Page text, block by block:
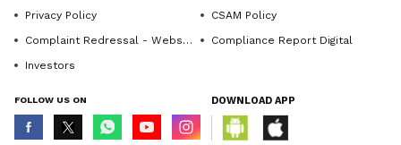
Privacy Policy
CSAM Policy
Complaint Redressal - Website
Compliance Report Digital
Investors
FOLLOW US ON DOWNLOAD APP